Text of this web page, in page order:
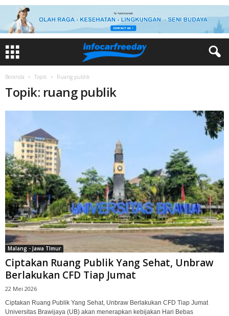
Beranda Topik Ruang publik
Topik: ruang publik
Malang - Jawa TImur
Ciptakan Ruang Publik Yang Sehat, Unbraw
Berlakukan CFD Tiap Jumat
22 Mei 2026
Ciptakan Ruang Publik Yang Sehat, Unbraw Berlakukan CFD Tiap Jumat
Universitas Brawijaya (UB) akan menerapkan kebijakan Hari Bebas